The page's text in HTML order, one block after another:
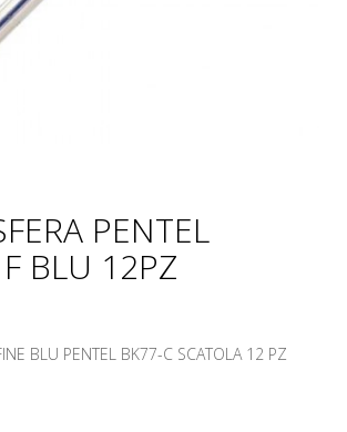
PENTEL
BLU 12PZ
BLU PENTEL BK77-C SCATOLA 12 PZ